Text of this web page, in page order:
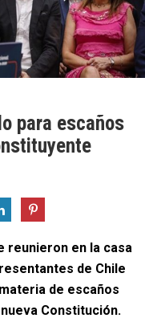
para escaños
reunieron en la casa
de Chile
de escaños
Constitución.